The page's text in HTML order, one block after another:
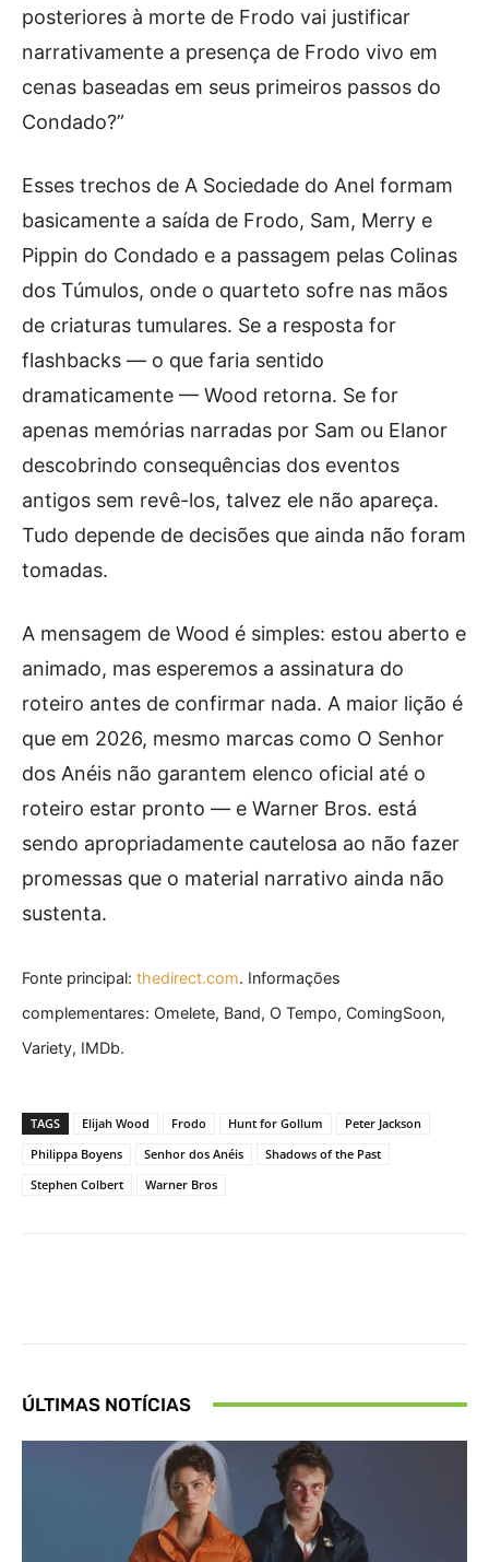
posteriores à morte de Frodo vai justificar
narrativamente a presença de Frodo vivo em
cenas baseadas em seus primeiros passos do
Condado?”
Esses trechos de A Sociedade do Anel formam
basicamente a saída de Frodo, Sam, Merry e
Pippin do Condado e a passagem pelas Colinas
dos Túmulos, onde o quarteto sofre nas mãos
de criaturas tumulares. Se a resposta for
flashbacks — o que faria sentido
dramaticamente — Wood retorna. Se for
apenas memórias narradas por Sam ou Elanor
descobrindo consequências dos eventos
antigos sem revê-los, talvez ele não apareça.
Tudo depende de decisões que ainda não foram
tomadas.
A mensagem de Wood é simples: estou aberto e
animado, mas esperemos a assinatura do
roteiro antes de confirmar nada. A maior lição é
que em 2026, mesmo marcas como O Senhor
dos Anéis não garantem elenco oficial até o
roteiro estar pronto — e Warner Bros. está
sendo apropriadamente cautelosa ao não fazer
promessas que o material narrativo ainda não
sustenta.
Fonte principal: thedirect.com. Informações
complementares: Omelete, Band, O Tempo, ComingSoon,
Variety, IMDb.
TAGS Elijah Wood Frodo Hunt for Gollum
Peter Jackson
Philippa Boyens
Senhor dos Anéis
Shadows of the Past
Stephen Colbert
Warner Bros
ÚLTIMAS NOTÍCIAS